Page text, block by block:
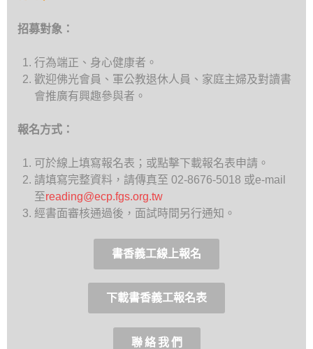
招募對象：
行為端正、身心健康者。
歡迎佛光會員、軍公教退休人員、家庭主婦及對讀書
會推廣有興趣參與者。
報名方式：
可於線上填寫報名表；或點擊下載報名表申請。
請填寫完整資料，請傳真至 02-8676-5018 或e-mail
至reading@ecp.fgs.org.tw
經書面審核通過後，面試時間另行通知。
書香義工線上報名
下載書香義工報名表
聯 絡 我 們